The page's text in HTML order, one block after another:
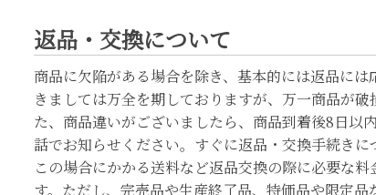
返品・交換について
商品に欠陥がある場合を除き、基本的には返品に
きましては万全を期しておりますが、万一商品が
た、商品違いがございましたら、商品到着後8日以
話でお知らせください。すぐに返品・交換手続きに
この場合にかかる送料など返品交換の際に必要な
す。ただし、完売品や生産終了品、特価品や限定